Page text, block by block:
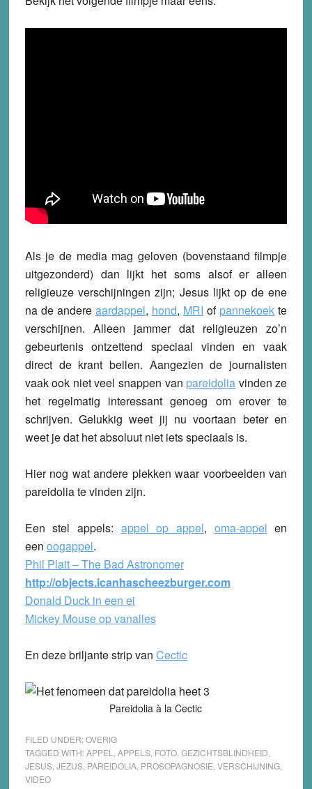
Als je de media mag geloven (bovenstaand filmpje
uitgezonderd) dan lijkt het soms alsof er alleen
religieuze verschijningen zijn; Jesus lijkt op de ene
na de andere aardappel, hond, MRI of pannekoek te
verschijnen. Alleen jammer dat religieuzen zo’n
gebeurtenis ontzettend speciaal vinden en vaak
direct de krant bellen. Aangezien de journalisten
vaak ook niet veel snappen van pareidolia vinden ze
het regelmatig interessant genoeg om erover te
schrijven. Gelukkig weet jij nu voortaan beter en
weet je dat het absoluut niet iets speciaals is.
Hier nog wat andere plekken waar voorbeelden van
pareidolia te vinden zijn.
Een stel appels: appel op appel, oma-appel en
een oogappel.
Phil Plait – The Bad Astronomer
http://objects.icanhascheezburger.com
Donald Duck in een ei
Mickey Mouse op vanalles
En deze briljante strip van Cectic
Pareidolia à la Cectic
FILED UNDER:OVERIG
TAGGED WITH:APPEL APPELS, FOTO, GEZICHTSBLINDHEID
JESUS, JEZUS, PAREIDOLIA, PROSOPAGNOSIE VERSCHIJNING,
VIDEO